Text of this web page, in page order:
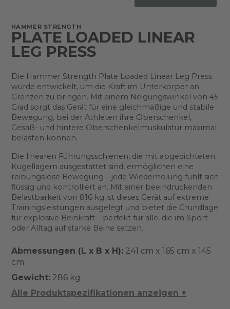
HAMMER STRENGTH
PLATE LOADED LINEAR
LEG PRESS
Die Hammer Strength Plate Loaded Linear Leg Press
wurde entwickelt, um die Kraft im Unterkörper an
Grenzen zu bringen. Mit einem Neigungswinkel von 45
Grad sorgt das Gerät für eine gleichmäßige und stabile
Bewegung, bei der Athleten ihre Oberschenkel,
Gesäß- und hintere Oberschenkelmuskulatur maximal
belasten können.
Die linearen Führungsschienen, die mit abgedichteten
Kugellagern ausgestattet sind, ermöglichen eine
reibungslose Bewegung – jede Wiederholung fühlt sich
flüssig und kontrolliert an. Mit einer beeindruckenden
Belastbarkeit von 816 kg ist dieses Gerät auf extreme
Trainingsleistungen ausgelegt und bietet die Grundlage
für explosive Beinkraft – perfekt für alle, die im Sport
oder Alltag auf starke Beine setzen.
Abmessungen (L x B x H):241 cm x 165 cm x 145
cm
Gewicht:286 kg
Alle Produktspezifikationen anzeigen +